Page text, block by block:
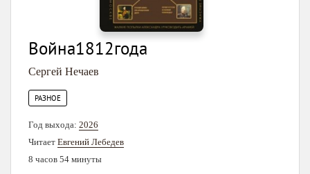
Война1812года
Сергей Нечаев
РАЗНОЕ
Год выхода: 2026
Читает Евгений Лебедев
8 часов 54 минуты